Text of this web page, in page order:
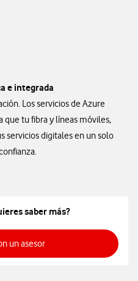
e integrada
Los servicios de Azure
que tu fibra y líneas móviles,
servicios digitales en un solo
saber más?
un asesorcontacta con un asesor